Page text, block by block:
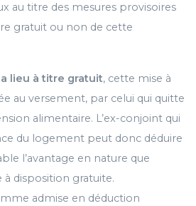
au titre des mesures provisoires
gratuit ou non de cette
lieu à titre gratuit, cette mise à
au versement, par celui qui quitte
alimentaire. L’ex-conjoint qui
du logement peut donc déduire
l’avantage en nature que
disposition gratuite.
admise en déduction